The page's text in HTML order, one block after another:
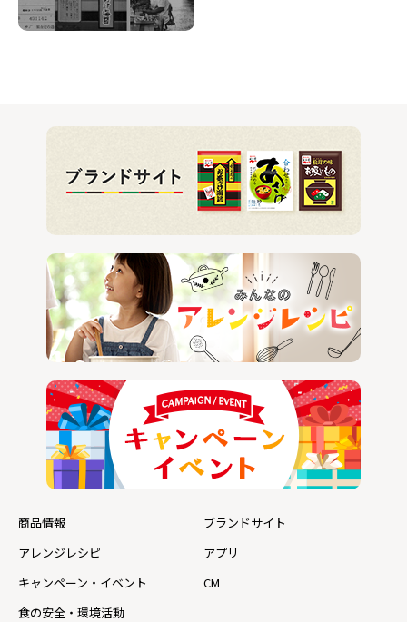
商品情報
ブランドサイト
アレンジレシピ
アプリ
キャンペーン・イベント
CM
食の安全・環境活動